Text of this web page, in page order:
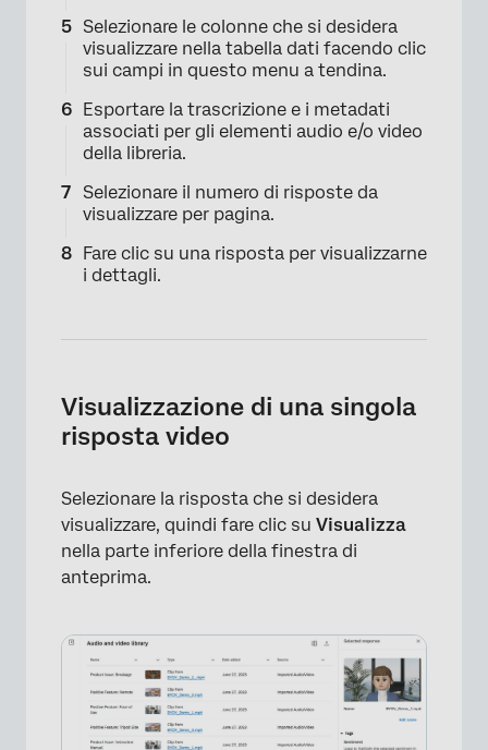
×
Selezionare le colonne che si desidera
visualizzare nella tabella dati facendo clic
sui campi in questo menu a tendina.
Esportare la trascrizione e i metadati
associati per gli elementi audio e/o video
della libreria.
Selezionare il numero di risposte da
visualizzare per pagina.
Fare clic su una risposta per visualizzarne
i dettagli.
Visualizzazione di una singola
risposta video
Selezionare la risposta che si desidera
visualizzare, quindi fare clic su Visualizza
nella parte inferiore della finestra di
anteprima.